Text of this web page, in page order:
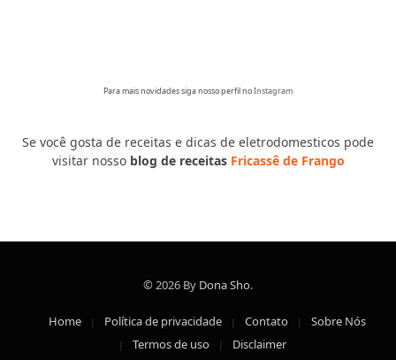
Para mais novidades siga nosso perfil noInstagram
Se você gosta de receitas e dicas de eletrodomesticos pode
visitar nosso blog de receitas Fricassê de Frango
© 2026 By Dona Sho.
Home Política de privacidade Contato
Sobre Nós
Termos de uso
Disclaimer